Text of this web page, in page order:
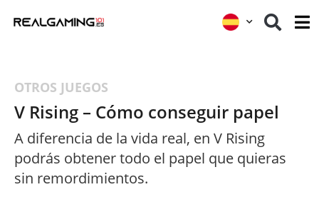
OTROS JUEGOS
V Rising – Cómo conseguir papel
A diferencia de la vida real, en V Rising
podrás obtener todo el papel que quieras
sin remordimientos.